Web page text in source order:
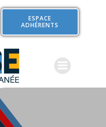
Aller
contenu
ESPACE
ADHÉRENTS